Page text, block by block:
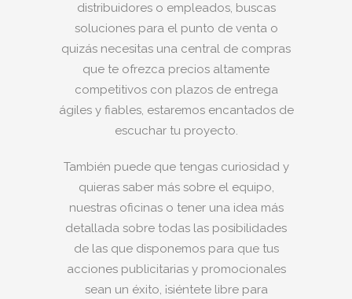
distribuidores o empleados, buscas
soluciones para el punto de venta o
quizás necesitas una central de compras
que te ofrezca precios altamente
competitivos con plazos de entrega
ágiles y fiables, estaremos encantados de
escuchar tu proyecto.
También puede que tengas curiosidad y
quieras saber más sobre el equipo,
nuestras oficinas o tener una idea más
detallada sobre todas las posibilidades
de las que disponemos para que tus
acciones publicitarias y promocionales
sean un éxito, ¡siéntete libre para